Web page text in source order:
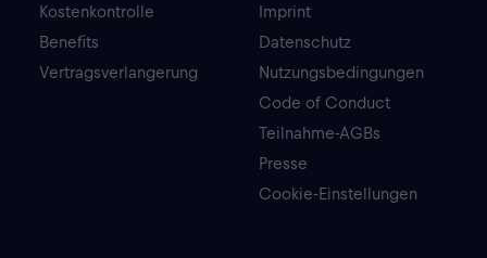
Kostenkontrolle
Benefits
Vertragsverlangerung
Imprint
Datenschutz
Nutzungsbedingungen
Code of Conduct
Teilnahme-AGBs
Presse
Cookie-Einstellungen